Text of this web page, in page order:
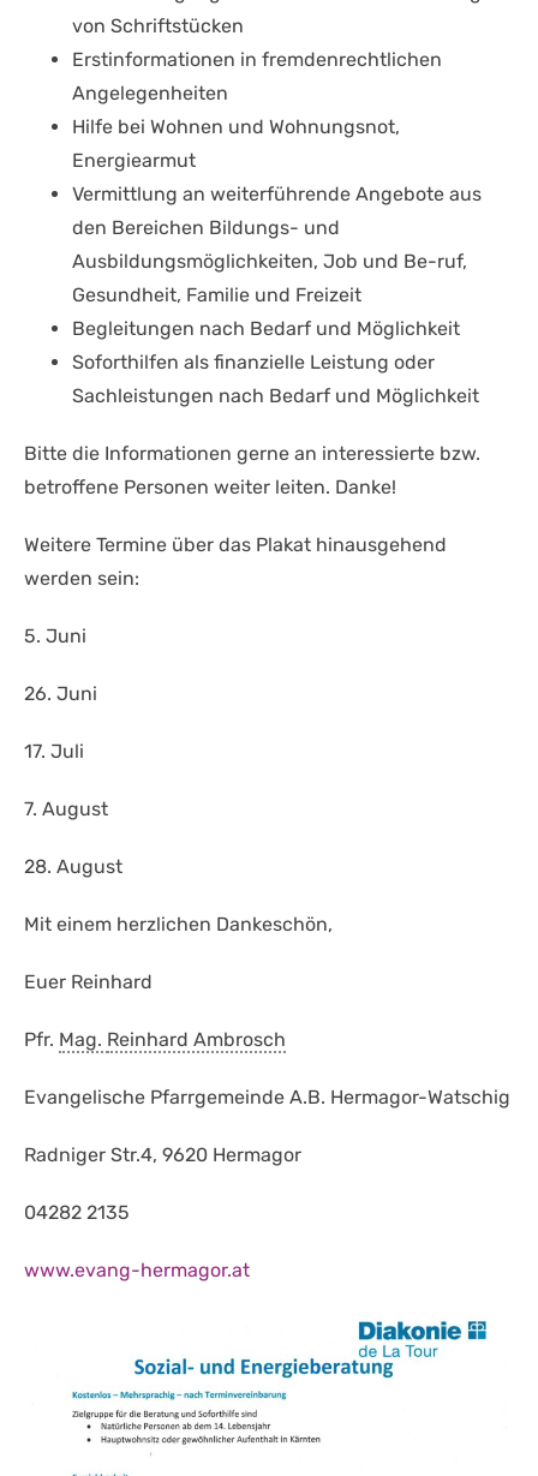
von Schriftstücken
Erstinformationen in fremdenrechtlichen
Angelegenheiten
Hilfe bei Wohnen und Wohnungsnot,
Energiearmut
Vermittlung an weiterführende Angebote aus
den Bereichen Bildungs- und
Ausbildungsmöglichkeiten, Job und Be-ruf,
Gesundheit, Familie und Freizeit
Begleitungen nach Bedarf und Möglichkeit
Soforthilfen als finanzielle Leistung oder
Sachleistungen nach Bedarf und Möglichkeit
Bitte die Informationen gerne an interessierte bzw.
betroffene Personen weiter leiten. Danke!
Weitere Termine über das Plakat hinausgehend
werden sein:
5. Juni
26. Juni
17. Juli
7. August
28. August
Mit einem herzlichen Dankeschön,
Euer Reinhard
Pfr. Mag. Reinhard Ambrosch
Evangelische Pfarrgemeinde A.B. Hermagor-Watschig
Radniger Str.4, 9620 Hermagor
04282 2135
www.evang-hermagor.at